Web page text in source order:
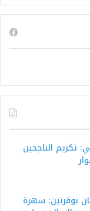
تكريم الناجحين
بوقرنين: سهرة